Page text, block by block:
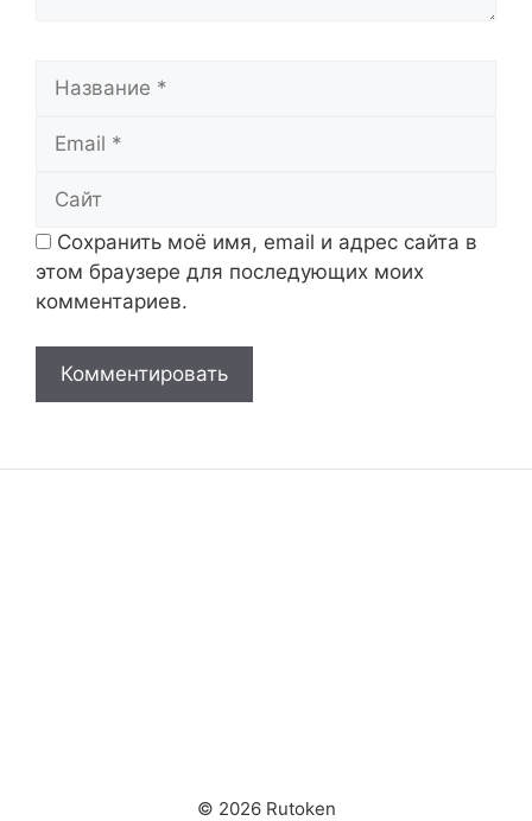
Сохранить моё имя, email и адрес сайта в
этом браузере для последующих моих
комментариев.
© 2026 Rutoken